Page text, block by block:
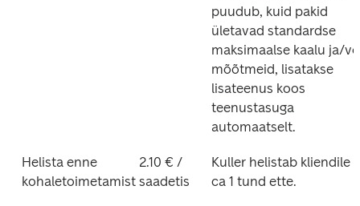
puudub, kuid pakid
ületavad standardse
maksimaalse kaalu ja/
mõõtmeid, lisatakse
lisateenus koos
teenustasuga
automaatselt.
Helista enne
kohaletoimetamist
2.10 € /
saadetis
Kuller helistab kliendile
ca 1 tund ette.